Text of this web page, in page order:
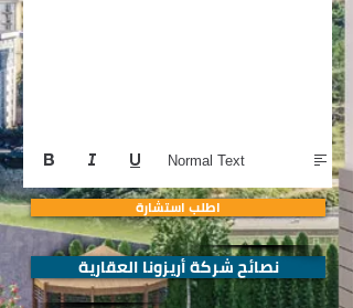
Normal Text
نصائح شركة أريزونا العقارية
اطلب استشارة